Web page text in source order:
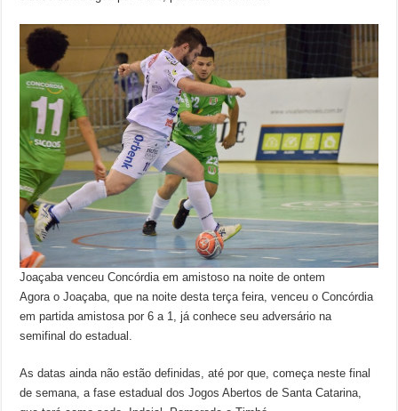
Joaçaba venceu Concórdia em amistoso na noite de ontem
Agora o Joaçaba, que na noite desta terça feira, venceu o Concórdia
em partida amistosa por 6 a 1, já conhece seu adversário na
semifinal do estadual.
As datas ainda não estão definidas, até por que, começa neste final
de semana, a fase estadual dos Jogos Abertos de Santa Catarina,